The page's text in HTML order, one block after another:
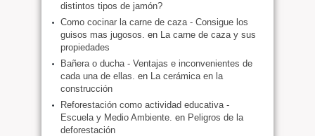
distintos tipos de jamón?
Como cocinar la carne de caza - Consigue los
guisos mas jugosos. en La carne de caza y sus
propiedades
Bañera o ducha - Ventajas e inconvenientes de
cada una de ellas. en La cerámica en la
construcción
Reforestación como actividad educativa -
Escuela y Medio Ambiente. en Peligros de la
deforestación